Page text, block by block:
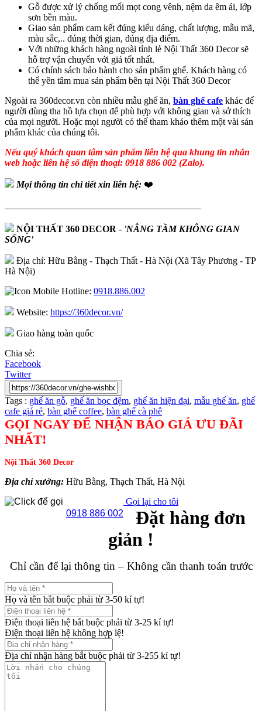
Gỗ được xử lý chống mối mọt cong vênh, nệm da êm ái, lớp
sơn bền màu.
Giao sản phẩm cam kết đúng kiểu dáng, chất lượng, mẫu mã,
màu sắc,.. đúng thời gian, đúng địa điểm.
Với những khách hàng ngoài tỉnh lẻ Nội Thất 360 Decor sẽ
hỗ trợ vận chuyển với giá tốt nhất.
Có chính sách bảo hành cho sản phẩm ghế. Khách hàng có
thể yên tâm mua sản phẩm bên tại Nội Thất 360 Decor
Ngoài ra 360decor.vn còn nhiều mẫu ghế ăn, bàn ghế cafe khác để
người dùng tha hồ lựa chọn để phù hợp với không gian và sở thích
của mọi người. Hoặc mọi người có thế tham khảo thêm một vài sản
phẩm khác của chúng tôi.
Nếu quý khách quan tâm sản phẩm liên hệ qua khung tin nhắn
web hoặc liên hệ số điện thoại: 0918 886 002 (Zalo).
Mọi thông tin chi tiết xin liên hệ: ❤️
—————————————————————
NỘI THẤT 360 DECOR - 'NÂNG TẦM KHÔNG GIAN
SỐNG'
Địa chỉ: Hữu Bằng - Thạch Thất - Hà Nội (Xã Tây Phương - TP
Hà Nội)
Hotline: 0918.886.002
Website: https://360decor.vn/
Giao hàng toàn quốc
Chia sẻ:
Facebook
Twitter
Tags : ghế ăn gỗ, ghế ăn bọc đệm, ghế ăn hiện đại, mẫu ghế ăn, ghế
cafe giá rẻ, bàn ghế coffee, bàn ghế cà phê
GỌI NGAY ĐỂ NHẬN BÁO GIÁ ƯU ĐÃI
NHẤT!
Nội Thất 360 Decor
Địa chỉ xưởng: Hữu Bằng, Thạch Thất, Hà Nội
0918 886 002
Gọi lại cho tôi
Đặt hàng đơn
giản !
Chỉ cần để lại thông tin – Không cần thanh toán trước
Họ và tên bắt buộc phải từ 3-50 kí tự!
Điện thoại liên hệ bắt buộc phải từ 3-25 kí tự!
Điện thoại liên hệ không hợp lệ!
Địa chỉ nhận hàng bắt buộc phải từ 3-255 kí tự!